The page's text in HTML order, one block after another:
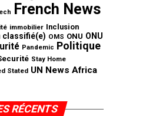
French News
immobilier Inclusion
classifié(e) OMS ONU ONU
Pandemic Politique
Stay Home
Stated UN News Africa
RÉCENTS